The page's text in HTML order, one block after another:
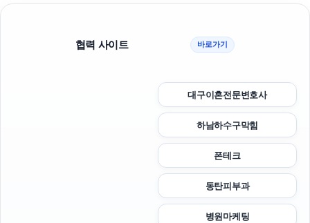
협력 사이트 바로가기
대구이혼전문변호사
하남하수구막힘
폰테크
동탄피부과
병원마케팅